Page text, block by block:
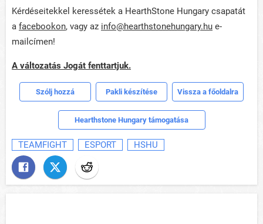
Kérdéseitekkel keressétek a HearthStone Hungary csapatát
a facebookon, vagy az info@hearthstonehungary.hu e-
mailcímen!
A változatás Jogát fenttartjuk.
Szólj hozzá Pakli készítése Vissza a főoldalra
Hearthstone Hungary támogatása
TEAMFIGHT ESPORT HSHU